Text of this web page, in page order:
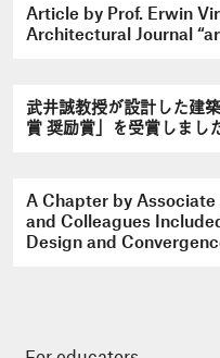
Article by Prof. Erwin
Architectural Journal
武井誠教授が設計した建
賞 奨励賞」を受賞しまし
A Chapter by Associate
and Colleagues
Design and